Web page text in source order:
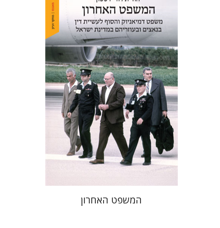
יהודית דורי דסטון
הנחת אתר ספר מודפס
$46
$41
המשפט האחרון